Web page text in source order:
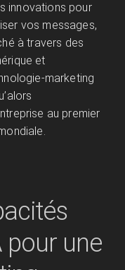
innovations pour
vos messages,
à travers des
et
marketing
au premier
pour une